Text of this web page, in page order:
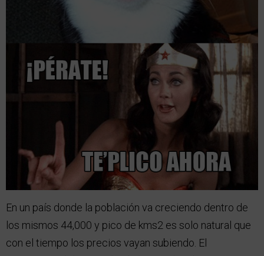
En un país donde la población va creciendo dentro de
los mismos 44,000 y pico de kms2 es solo natural que
con el tiempo los precios vayan subiendo. El